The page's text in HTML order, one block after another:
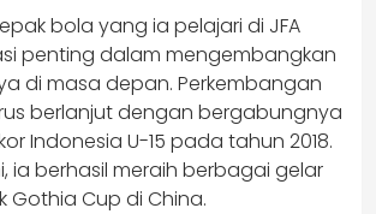
bola yang ia pelajari di JFA
penting dalam mengembangkan
di masa depan. Perkembangan
berlanjut dengan bergabungnya
Indonesia U-15 pada tahun 2018.
ia berhasil meraih berbagai gelar
Gothia Cup di China.